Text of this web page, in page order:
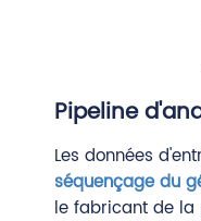
Pipeline
Les données
séquençage du
le fabricant de la